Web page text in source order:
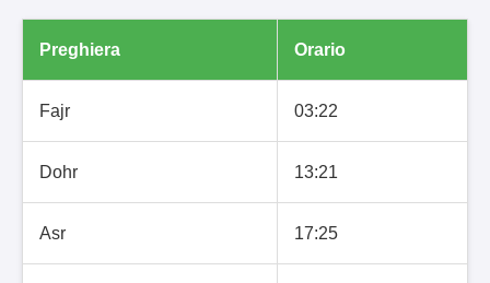
Preghiera Orario
Fajr 03:22
Dohr 13:21
Asr 17:25